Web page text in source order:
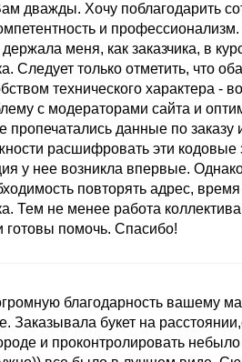
дважды. Хочу поблагодарить
и
держала меня, как заказчика, в
Следует только отметить, что
технического характера -
с модераторами сайта и
пропечатались данные по заказу
расшифровать эти кодовые
у нее возникла впервые.
повторять адрес,
Тем не менее работа
готовы помочь. Спасибо!
благодарность вашему
Заказывала букет на
и проконтролировать